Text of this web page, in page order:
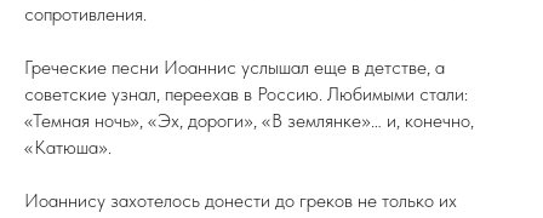
сопротивления.
Греческие песни Иоаннис услышал еще в детстве, а
советские узнал, переехав в Россию. Любимыми стали:
«Темная ночь», «Эх, дороги», «В землянке»… и, конечно,
«Катюша».
Иоаннису захотелось донести до греков не только их